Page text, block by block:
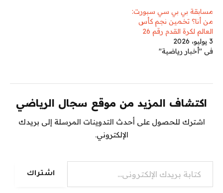
مسابقة بي بي سي سبورت:
من أنا؟ تخمين نجم كأس
العالم لكرة القدم رقم 26
3 يوليو، 2026
في "أخبار رياضية"
اكتشاف المزيد من موقع سجال الرياضي
اشترك للحصول على أحدث التدوينات المرسلة إلى بريدك
الإلكتروني.
كتابة بريدك الإلكتروني...
اشتراك